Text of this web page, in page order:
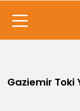
Gaziemir Toki